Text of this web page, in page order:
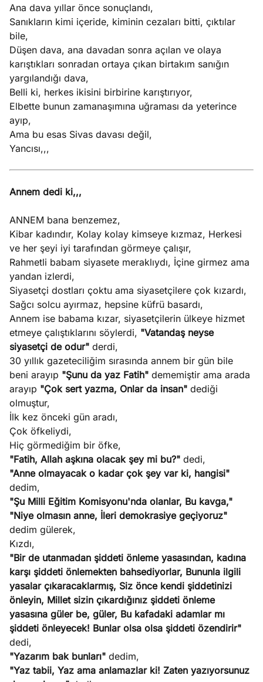
Ana dava yıllar önce sonuçlandı,
Sanıkların kimi içeride, kiminin cezaları bitti, çıktılar
bile,
Düşen dava, ana davadan sonra açılan ve olaya
karıştıkları sonradan ortaya çıkan birtakım sanığın
yargılandığı dava,
Belli ki, herkes ikisini birbirine karıştırıyor,
Elbette bunun zamanaşımına uğraması da yeterince
ayıp,
Ama bu esas Sivas davası değil,
Yancısı,,,
Annem dedi ki,,,
ANNEM bana benzemez,
Kibar kadındır, Kolay kolay kimseye kızmaz, Herkesi
ve her şeyi iyi tarafından görmeye çalışır,
Rahmetli babam siyasete meraklıydı, İçine girmez ama
yandan izlerdi,
Siyasetçi dostları çoktu ama siyasetçilere çok kızardı,
Sağcı solcu ayırmaz, hepsine küfrü basardı,
Annem ise babama kızar, siyasetçilerin ülkeye hizmet
etmeye çalıştıklarını söylerdi, "Vatandaş neyse
siyasetçi de odur" derdi,
30 yıllık gazeteciliğim sırasında annem bir gün bile
beni arayıp "Şunu da yaz Fatih" dememiştir ama arada
arayıp "Çok sert yazma, Onlar da insan" dediği
olmuştur,
İlk kez önceki gün aradı,
Çok öfkeliydi,
Hiç görmediğim bir öfke,
"Fatih, Allah aşkına olacak şey mi bu?" dedi,
"Anne olmayacak o kadar çok şey var ki, hangisi"
dedim,
"Şu Milli Eğitim Komisyonu'nda olanlar, Bu kavga,"
"Niye olmasın anne, İleri demokrasiye geçiyoruz"
dedim gülerek,
Kızdı,
"Bir de utanmadan şiddeti önleme yasasından, kadına
karşı şiddeti önlemekten bahsediyorlar, Bununla ilgili
yasalar çıkaracaklarmış, Siz önce kendi şiddetinizi
önleyin, Millet sizin çıkardığınız şiddeti önleme
yasasına güler be, güler, Bu kafadaki adamlar mı
şiddeti önleyecek! Bunlar olsa olsa şiddeti özendirir"
dedi,
"Yazarım bak bunları" dedim,
"Yaz tabii, Yaz ama anlamazlar ki! Zaten yazıyorsunuz